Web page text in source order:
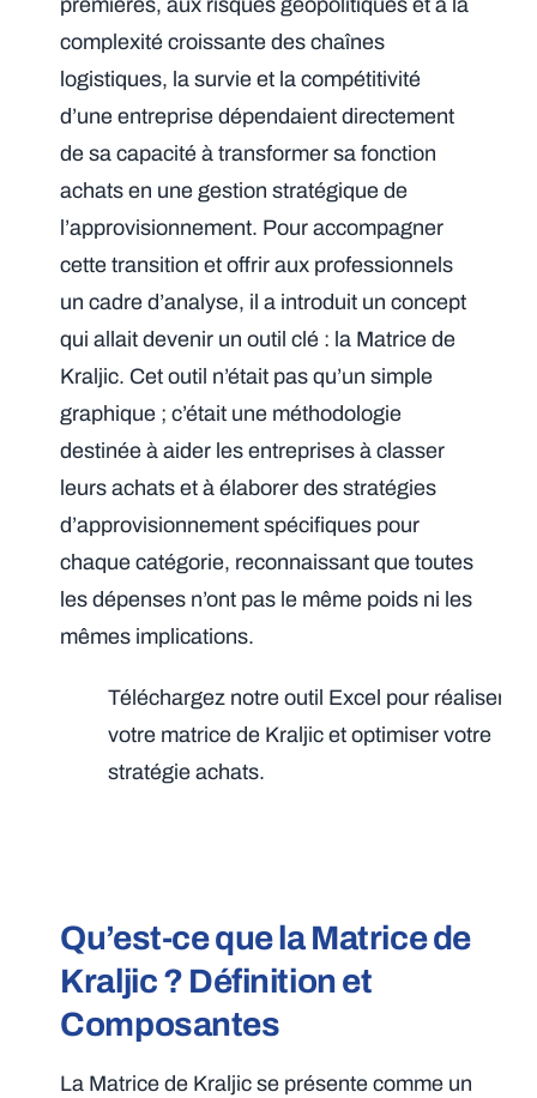
premières, aux risques géopolitiques et à la
complexité croissante des chaînes
logistiques, la survie et la compétitivité
d’une entreprise dépendaient directement
de sa capacité à transformer sa fonction
achats en une gestion stratégique de
l’approvisionnement. Pour accompagner
cette transition et offrir aux professionnels
un cadre d’analyse, il a introduit un concept
qui allait devenir un outil clé : la Matrice de
Kraljic. Cet outil n’était pas qu’un simple
graphique ; c’était une méthodologie
destinée à aider les entreprises à classer
leurs achats et à élaborer des stratégies
d’approvisionnement spécifiques pour
chaque catégorie, reconnaissant que toutes
les dépenses n’ont pas le même poids ni les
mêmes implications.
Téléchargez notre outil Excel pour réaliser
votre matrice de Kraljic et optimiser votre
stratégie achats.
Qu’est-ce que la Matrice de
Kraljic ? Définition et
Composantes
La Matrice de Kraljic se présente comme un